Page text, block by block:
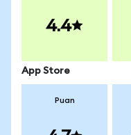
4.4
App Store
Puan